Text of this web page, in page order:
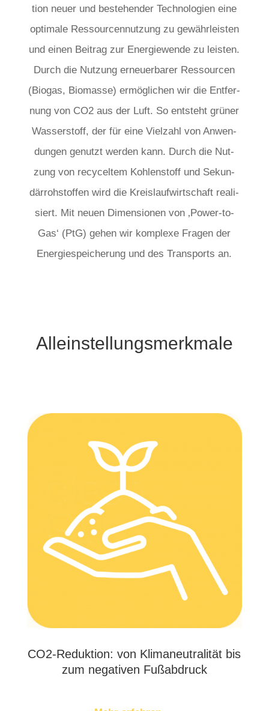
ti­on neu­er und bestehen­der Tech­no­lo­gien eine
opti­ma­le Res­sour­cen­nut­zung zu gewähr­leis­ten
und einen Bei­trag zur Ener­gie­wen­de zu leis­ten.
Durch die Nut­zung erneu­er­ba­rer Res­sour­cen
(Bio­gas, Bio­mas­se) ermög­li­chen wir die Ent­fer­
nung von CO2 aus der Luft. So ent­steht grü­ner
Was­ser­stoff, der für eine Viel­zahl von Anwen­
dun­gen genutzt wer­den kann. Durch die Nut­
zung von recy­cel­tem Koh­len­stoff und Sekun­
där­roh­stof­fen wird die Kreis­lauf­wirt­schaft rea­li­
siert. Mit neu­en Dimen­sio­nen von ‚Power-to-
Gas‘ (PtG) gehen wir kom­ple­xe Fra­gen der
Ener­gie­spei­che­rung und des Trans­ports an.
Allein­stel­lungs­merk­ma­le
CO2-Reduk­ti­on: von Kli­ma­neu­tra­li­tät bis
zum nega­ti­ven Fußabdruck